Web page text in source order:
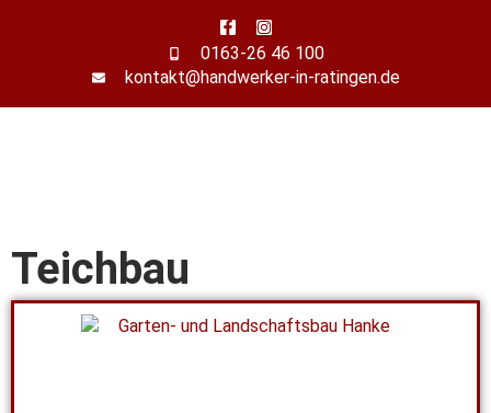
0163-26 46 100
kontakt@handwerker-in-ratingen.de
Teichbau